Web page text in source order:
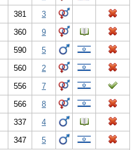
381
3
360
9
590
5
560
2
556
7
566
8
337
4
347 5